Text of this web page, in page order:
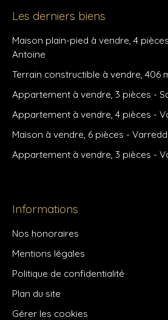
Les derniers biens
Maison plain-pied à vendre, 4
Antoine
Terrain constructible à vendre, 406
Appartement à vendre, 3 pièces -
Appartement à vendre, 4 pièces -
Maison à vendre, 6 pièces -
Appartement à vendre, 3 pièces -
Informations
Nos honoraires
Mentions légales
Politique de confidentialité
Plan du site
Gérer les cookies